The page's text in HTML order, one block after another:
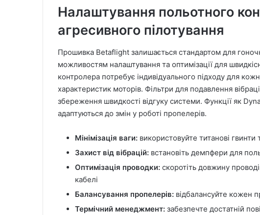
Налаштування польотного
агресивного пілотування
Прошивка Betaflight залишається стандартом для
можливостям налаштування та оптимізації для
контролера потребує індивідуального підходу для
характеристик моторів. Фільтри для подавлення
збереження швидкості відгуку системи. Функції як
адаптуються до змін у роботі пропелерів.
Мінімізація ваги: використовуйте титанові гвинти
Захист від вібрацій: встановіть демпфери для
Оптимізація проводки: скоротіть довжину
кабелі
Балансування пропелерів: відбалансуйте кожен
Термічний менеджмент: забезпечте достатній